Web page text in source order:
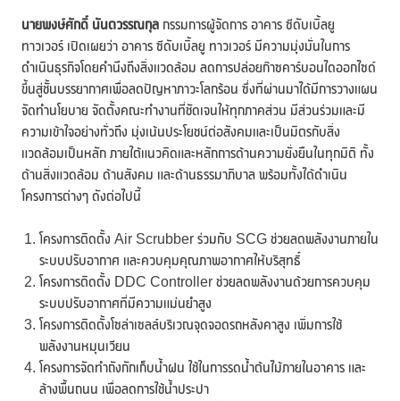
นายพงษ์ศักดิ์ นันตวรรณกุล กรรมการผู้จัดการ อาคาร ซีดับเบิ้ลยู
ทาวเวอร์ เปิดเผยว่า อาคาร ซีดับเบิ้ลยู ทาวเวอร์ มีความมุ่งมั่นในการ
ดำเนินธุรกิจโดยคำนึงถึงสิ่งแวดล้อม ลดการปล่อยก๊าซคาร์บอนไดออกไซด์
ขึ้นสู่ชั้นบรรยากาศเพื่อลดปัญหาภาวะโลกร้อน ซึ่งที่ผ่านมาได้มีการวางแผน
จัดทำนโยบาย จัดตั้งคณะทำงานที่ชัดเจนให้ทุกภาคส่วน มีส่วนร่วมและมี
ความเข้าใจอย่างทั่วถึง มุ่งเน้นประโยชน์ต่อสังคมและเป็นมิตรกับสิ่ง
แวดล้อมเป็นหลัก ภายใต้แนวคิดและหลักการด้านความยั่งยืนในทุกมิติ ทั้ง
ด้านสิ่งแวดล้อม ด้านสังคม และด้านธรรมาภิบาล พร้อมทั้งได้ดำเนิน
โครงการต่างๆ ดังต่อไปนี้
โครงการติดตั้ง Air Scrubber ร่วมกับ SCG ช่วยลดพลังงานภายใน
ระบบปรับอากาศ และควบคุมคุณภาพอากาศให้บริสุทธิ์
โครงการติดตั้ง DDC Controller ช่วยลดพลังงานด้วยการควบคุม
ระบบปรับอากาศที่มีความแม่นยำสูง
โครงการติดตั้งโซล่าเซลล์บริเวณจุดจอดรถหลังคาสูง เพิ่มการใช้
พลังงานหมุนเวียน
โครงการจัดทำถังกักเก็บน้ำฝน ใช้ในการรดน้ำต้นไม้ภายในอาคาร และ
ล้างพื้นถนน เพื่อลดการใช้น้ำประปา